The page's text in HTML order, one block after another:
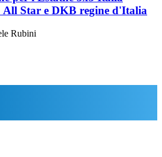
All Star e DKB regine d'Italia
Rubini